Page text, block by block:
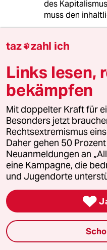
des
muss den
Erebus
24.08.2011
Liebe
Bestürzung? Ich
Kommentar
doch die
unschätzbares
bayerischen
Linke. Seht Euch
urteilt selbst.
Ich selbst bin
Service sehr zu
nicht mehr so
gebildeten
über sowas.
taz zahl ich
Links lesen,
bekämpfen
Mit doppelter Kraft für
Besonders jetzt
Rechtsextremismus
Daher gehen 50
Neuanmeldungen an
eine Kampagne, die
und Jugendorte
